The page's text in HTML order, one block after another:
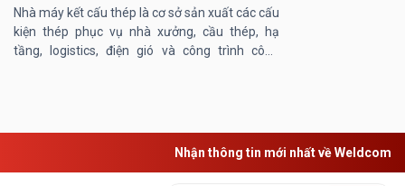
Nhà máy kết cấu thép là cơ sở sản xuất các cấu
kiện thép phục vụ nhà xưởng, cầu thép, hạ
tầng, logistics, điện gió và công trình công
Nhận thông tin mới nhất về Weldcom